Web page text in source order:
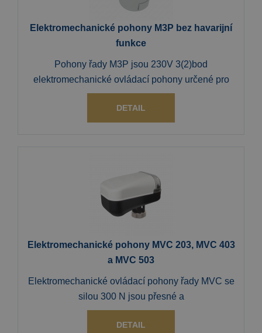
Elektromechanické pohony M3P bez havarijní
funkce
Pohony řady M3P jsou 230V 3(2)bod
elektromechanické ovládací pohony určené pro
DETAIL
Elektromechanické pohony MVC 203, MVC 403
a MVC 503
Elektromechanické ovládací pohony řady MVC se
silou 300 N jsou přesné a
DETAIL